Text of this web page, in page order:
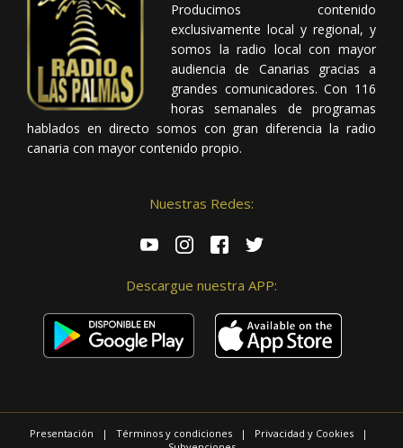
Producimos contenido
exclusivamente local y regional, y
somos la radio local con mayor
audiencia de Canarias gracias a
grandes comunicadores. Con 116
horas semanales de programas
hablados en directo somos con gran diferencia la radio
canaria con mayor contenido propio.
Nuestras Redes:
Descargue nuestra APP:
Presentación | Términos y condiciones | Privacidad y Cookies |